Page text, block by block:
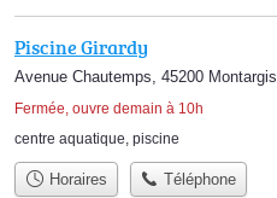
Piscine Girardy
Avenue Chautemps, 45200 Montargis
Fermée, ouvre demain à 10h
centre aquatique, piscine
Horaires Téléphone